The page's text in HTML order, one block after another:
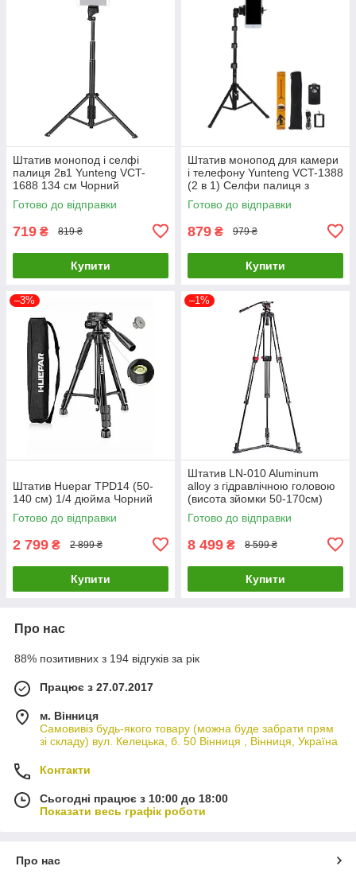
Штатив монопод і селфі
палиця 2в1 Yunteng VCT-
1688 134 см Чорний
Готово до відправки
719 ₴ 819 ₴
Купити
Штатив монопод для камери
і телефону Yunteng VCT-1388
(2 в 1) Селфи палиця з
пультом
Готово до відправки
879 ₴ 979 ₴
Купити
–3%
Штатив Huepar TPD14 (50-
140 см) 1/4 дюйма Чорний
Готово до відправки
2 799 ₴ 2 899 ₴
Купити
–1%
Штатив LN-010 Aluminum
alloy з гідравлічною головою
(висота зйомки 50-170см)
Готово до відправки
8 499 ₴ 8 599 ₴
Купити
Про нас
88% позитивних з 194 відгуків за рік
Працює з 27.07.2017
м. Вінниця
Самовивіз будь-якого товару (можна буде забрати прям
зі складу) вул. Келецька, б. 50 Вінниця , Вінниця, Україна
Контакти
Сьогодні працює з 10:00 до 18:00
Показати весь графік роботи
Про нас